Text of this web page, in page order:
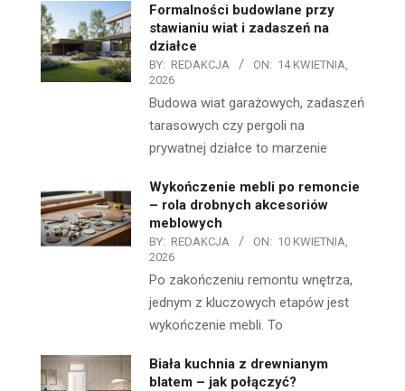
Formalności budowlane przy
stawianiu wiat i zadaszeń na
działce
BY: REDAKCJA ON: 14 KWIETNIA,
2026
Budowa wiat garażowych, zadaszeń
tarasowych czy pergoli na
prywatnej działce to marzenie
Wykończenie mebli po remoncie
– rola drobnych akcesoriów
meblowych
BY: REDAKCJA ON: 10 KWIETNIA,
2026
Po zakończeniu remontu wnętrza,
jednym z kluczowych etapów jest
wykończenie mebli. To
Biała kuchnia z drewnianym
blatem – jak połączyć?